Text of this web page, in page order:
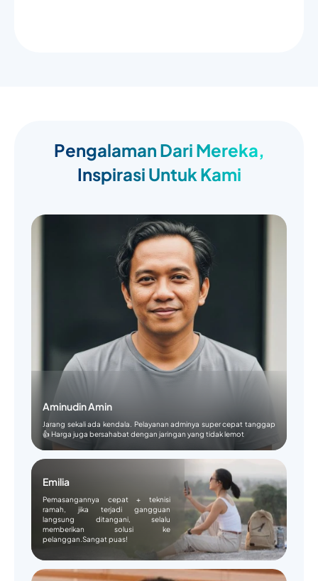
Pengalaman Dari Mereka,
Inspirasi Untuk Kami
Aminudin Amin
Jarang sekali ada kendala. Pelayanan adminya super cepat tanggap
👍 Harga juga bersahabat dengan jaringan yang tidak lemot
Emilia
Pemasangannya cepat + teknisi
ramah, jika terjadi gangguan
langsung ditangani, selalu
memberikan solusi ke
pelanggan.Sangat puas!